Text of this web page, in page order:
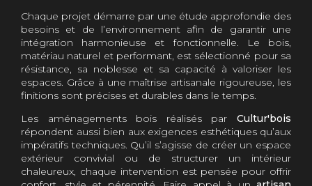
Chaque projet démarre par une étude approfondie des
besoins et de l’environnement afin de garantir une
intégration harmonieuse et fonctionnelle. Le bois,
matériau naturel et performant, est sélectionné pour sa
résistance, sa noblesse et sa capacité à valoriser les
espaces. Grâce à une maîtrise artisanale rigoureuse, les
finitions sont précises et durables dans le temps.
Les aménagements bois réalisés par Cultur'bois
répondent aussi bien aux exigences esthétiques qu’aux
impératifs techniques. Qu’il s’agisse de créer un espace
extérieur convivial ou de structurer un intérieur
chaleureux, chaque intervention est pensée pour offrir